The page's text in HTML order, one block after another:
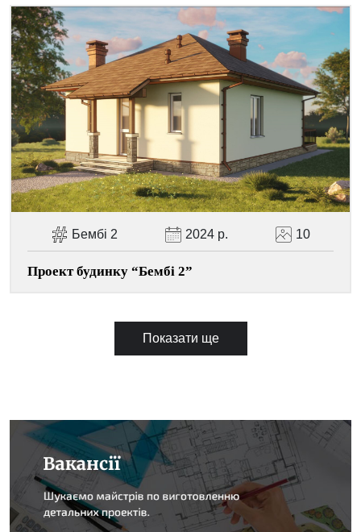
Бембі 2 2024 р. 10
Проект будинку “Бембі 2”
Показати ще